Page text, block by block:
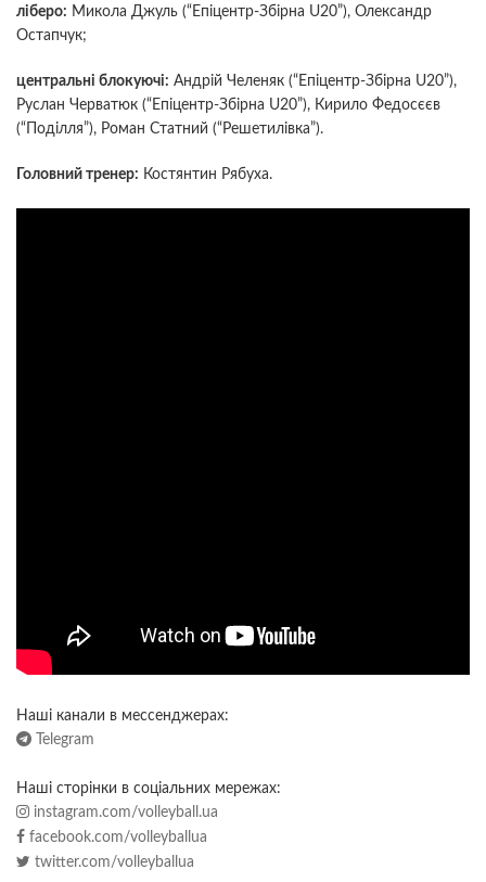
ліберо: Микола Джуль (“Епіцентр-Збірна U20”), Олександр
Остапчук;
центральні блокуючі: Андрій Челеняк (“Епіцентр-Збірна U20”),
Руслан Черватюк (“Епіцентр-Збірна U20”), Кирило Федосєєв
(“Поділля”), Роман Статний (“Решетилівка”).
Головний тренер: Костянтин Рябуха.
Наші канали в мессенджерах:
Telegram
Наші сторінки в соціальних мережах:
instagram.com/volleyball.ua
facebook.com/volleyballua
twitter.com/volleyballua